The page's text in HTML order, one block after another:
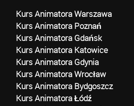
Kurs Animatora Warszawa
Kurs Animatora Poznań
Kurs Animatora Gdańsk
Kurs Animatora Katowice
Kurs Animatora Gdynia
Kurs Animatora Wrocław
Kurs Animatora Bydgoszcz
Kurs Animatora Łódź